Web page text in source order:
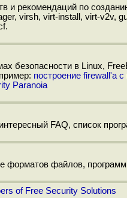
и рекомендаций по
virsh, virt-install, virt-v2v,
безопасности в Linux,
построение firewall'а
Paranoia
FAQ, список
форматов файлов,
of Free Security Solutions